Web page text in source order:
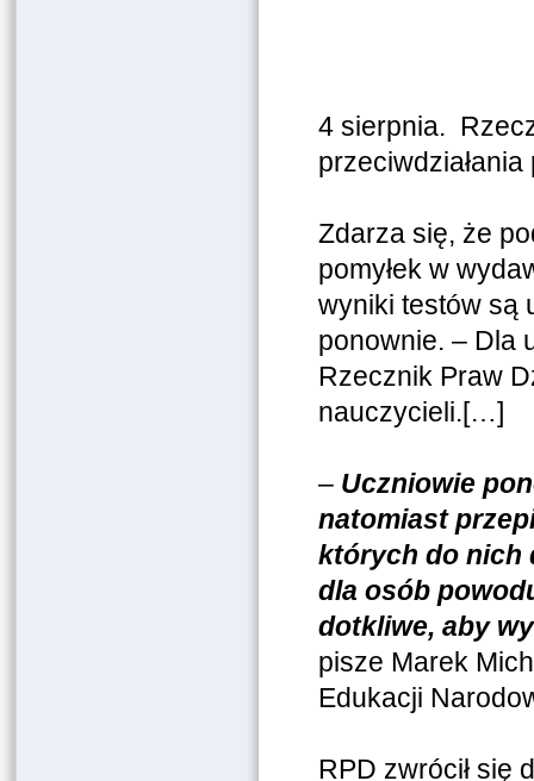
4 sierpnia.
Zdarza się, że
pomyłek w
wyniki testów są
ponownie. – Dla
Rzecznik Praw
nauczycieli.[…]
– Uczniowie
natomiast
których do nich
dla osób
dotkliwe, aby
pisze Marek
Edukacji
RPD zwrócił się